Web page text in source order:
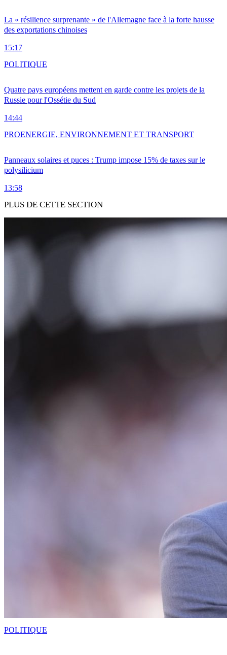
La « résilience surprenante » de l'Allemagne face à la forte hausse
des exportations chinoises
15:17
Quatre pays européens mettent en garde contre les projets de la
Russie pour l'Ossétie du Sud
14:44
POLITIQUE
Panneaux solaires et puces : Trump impose 15% de taxes sur le
polysilicium
13:58
PROENERGIE, ENVIRONNEMENT ET TRANSPORT
PLUS DE CETTE SECTION
POLITIQUE